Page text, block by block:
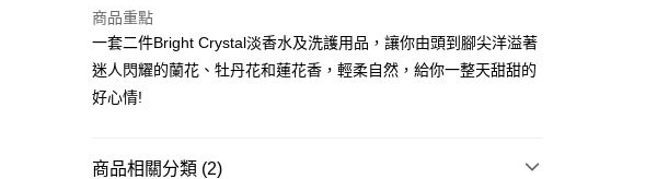
PayMe
BoC Pay
送貨方式
商品重點
一套二件Bright Crystal淡香水及洗護用品，讓你由頭到腳尖洋溢著
迷人閃耀的蘭花、牡丹花和蓮花香，輕柔自然，給你一整天甜甜的
好心情!
商品相關分類 (2)